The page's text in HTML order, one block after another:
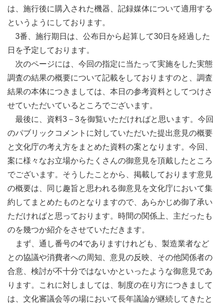
は、施行後に購入された機器、記録媒体について適用する
というようにしております。
3番、施行期日は、公布日から起算して30日を経過した
日を予定しております。
次のページには、今回の指定に当たって実施をした実態
調査の結果の概要について記載をしておりますのと、調査
結果の本体につきましては、本日の参考資料としてつけさ
せていただいているところでございます。
最後に、資料3－3を御覧いただければと思います。今回
のパブリックコメントに対していただいた提出意見の概要
と文化庁の考え方をまとめた資料の案となります。今回、
案に様々なお立場からたくさんの御意見を頂戴したところ
でございます。そうしたことから、掲載しております意見
の概要は、同じ趣旨と思われる御意見を文化庁において集
約してまとめたものとなりますので、あらかじめ御了承い
ただければと思っております。時間の関係上、主だったも
のを幾つか紹介をさせていただきます。
まず、通し番号の4でありますけれども、製造業者など
との協議や消費者への周知、意見の反映、その他関係者の
合意、検討が不十分ではないかといったような御意見であ
ります。これに対しましては、制度の在り方につきまして
は、文化審議会等の場において長年議論が継続してきたと